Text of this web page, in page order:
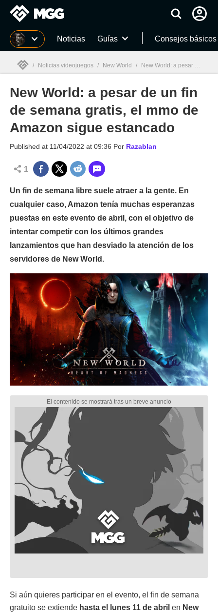
MGG Noticias Guías Consejos básicos
MGG
/ Noticias videojuegos / New World / New World: a pesar de un fin de semana gratis, el mmo de Amazon sigue estancado
New World: a pesar de un fin
de semana gratis, el mmo de
Amazon sigue estancado
Published at 11/04/2022 at 09:36 Por Razablan
1
Un fin de semana libre suele atraer a la gente. En
cualquier caso, Amazon tenía muchas esperanzas
puestas en este evento de abril, con el objetivo de
intentar competir con los últimos grandes
lanzamientos que han desviado la atención de los
servidores de New World.
Si aún quieres participar en el evento, el fin de semana
gratuito se extiende hasta el lunes 11 de abril en New